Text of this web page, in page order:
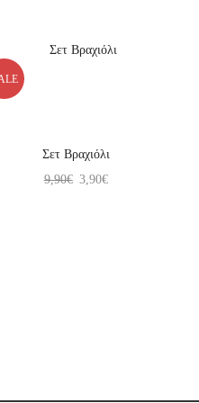
Σετ Βραχιόλι
9,90€ 3,90€